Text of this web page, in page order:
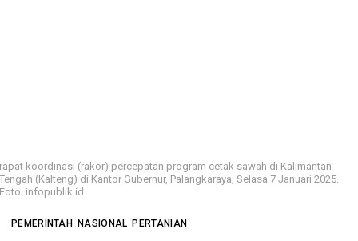
rapat koordinasi (rakor) percepatan program cetak sawah di Kalimantan
Tengah (Kalteng) di Kantor Gubernur, Palangkaraya, Selasa 7 Januari 2025.
Foto: infopublik.id
PEMERINTAH NASIONAL PERTANIAN